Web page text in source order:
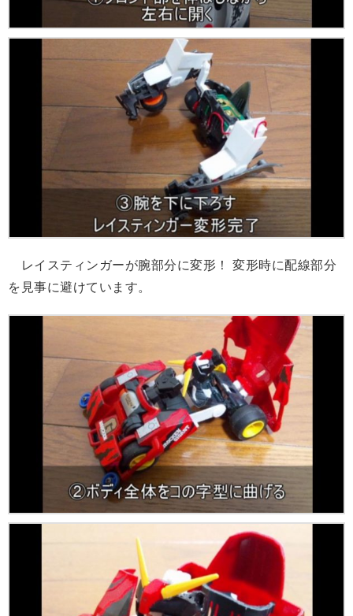
レイスティンガーが腕部分に変形！ 変形時に配線部分
を見事に避けています。